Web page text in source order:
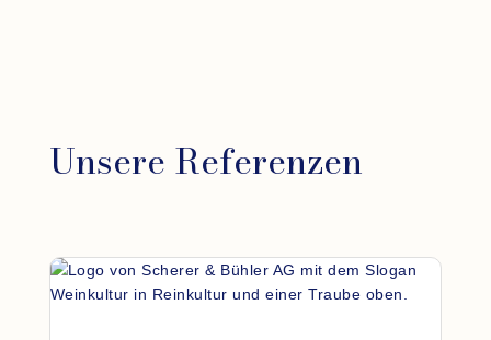
Unsere Referenzen